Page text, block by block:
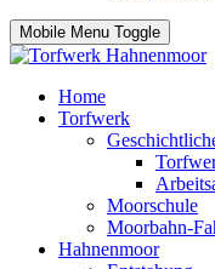
Mobile Menu Toggle
Home
Torfwerk
Moorschule
Moorbahn-
Hahnenmoor